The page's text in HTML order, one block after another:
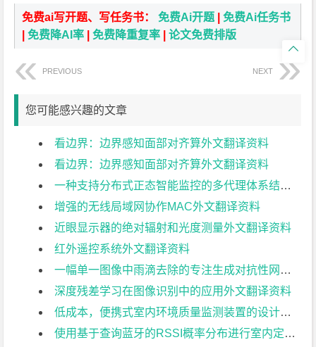
免费ai写开题、写任务书：免费Ai开题 |免费Ai任务书
|免费降AI率 |免费降重复率 |论文免费排版
PREVIOUS NEXT
您可能感兴趣的文章
看边界：边界感知面部对齐算外文翻译资料
看边界：边界感知面部对齐算外文翻译资料
一种支持分布式正态智能监控的多代理体系结构外文翻译资料
增强的无线局域网协作MAC外文翻译资料
近眼显示器的绝对辐射和光度测量外文翻译资料
红外遥控系统外文翻译资料
一幅单一图像中雨滴去除的专注生成对抗性网络外文翻译资料
深度残差学习在图像识别中的应用外文翻译资料
低成本，便携式室内环境质量监测装置的设计与开发外文翻译资料
使用基于查询蓝牙的RSSI概率分布进行室内定位外文翻译资料
